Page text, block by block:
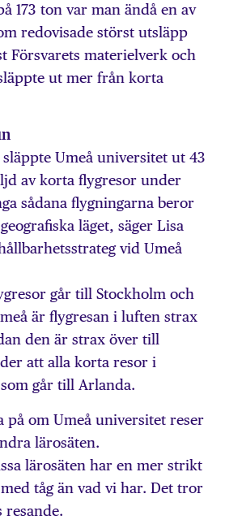
173 ton var man ändå en av
redovisade störst utsläpp
Försvarets materielverk och
ut mer från korta
Umeå universitet ut 43
av korta flygresor under
sådana flygningarna beror
läget, säger Lisa
vid Umeå
går till Stockholm och
är flygresan i luften strax
den är strax över till
att alla korta resor i
går till Arlanda.
på om Umeå universitet reser
lärosäten.
lärosäten har en mer strikt
tåg än vad vi har. Det tror
resande.